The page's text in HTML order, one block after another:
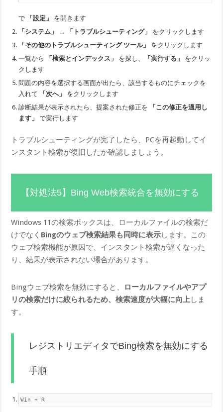
で 「設定」
を開きます
「システム」
→ 「トラブルシューティング」
をクリックします
「その他のトラブルシューティング ツール」
をクリックします
一覧から
「検索とインデックス」 を探し、 「実行する」
をクリッ
クします
問題の内容を選択する画面が出たら、該当するものにチェックを
入れて
「次へ」
をクリックします
診断結果が表示されたら、提案された修正を
「この修正を適用し
ます」
で実行します
トラブルシューティングが完了したら、PCを再起動してイ
ンスタント検索が復旧したか確認しましょう。
【対処法5】Bing Web検索統合を無効にする
Windows 11の検索ボックスは、ローカルファイルの検索だ
けでなく Bingのウェブ検索結果も同時に表示します。この
ウェブ検索機能が原因で、インスタント検索が遅くなった
り、結果が表示されない場合があります。
Bingウェブ検索を無効にすると、 ローカルファイルやアプ
リの検索だけに絞られるため、検索速度が大幅に向上しま
す。
レジストリエディタでBing検索を無効にする
手順
Win + R